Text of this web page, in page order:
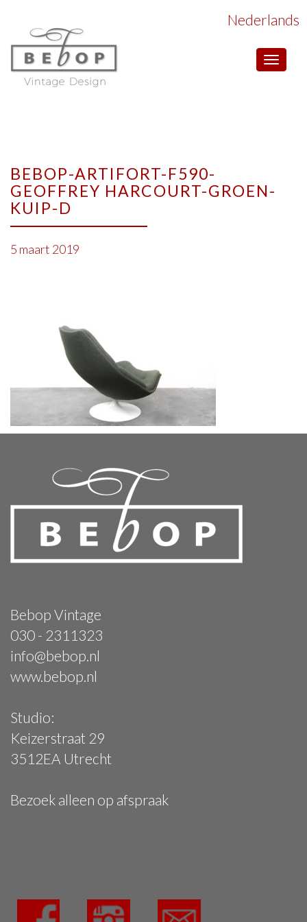
Toggle
Nederlands
BEBOP-ARTIFORT-F590-
GEOFFREY HARCOURT-GROEN-
KUIP-D
5 maart 2019
Bebop Vintage
030 - 2311323
info@bebop.nl
www.bebop.nl
Studio:
Keizerstraat 29
3512EA Utrecht
Bezoek alleen op afspraak